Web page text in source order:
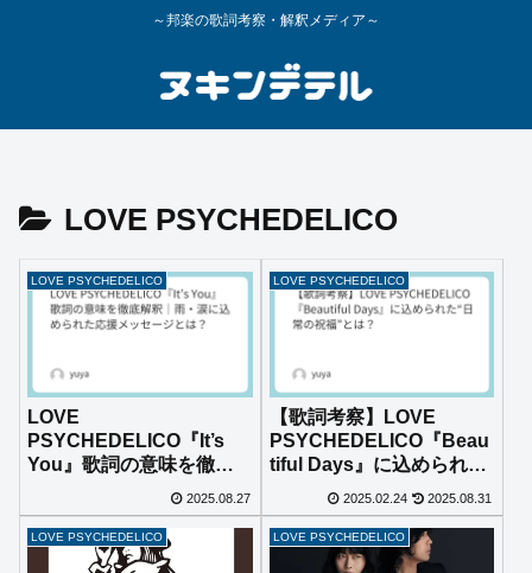
～邦楽の歌詞考察・解釈メディア～
LOVE PSYCHEDELICO
LOVE PSYCHEDELICO
LOVE
PSYCHEDELICO『It’s
You』歌詞の意味を徹底
解釈｜雨・涙に込められ
た応援メッセージとは？
2025.08.27
LOVE PSYCHEDELICO
【歌詞考察】LOVE
PSYCHEDELICO『Beau
tiful Days』に込められ
た“日常の祝福”とは？
2025.02.24 2025.08.31
LOVE PSYCHEDELICO LOVE PSYCHEDELICO